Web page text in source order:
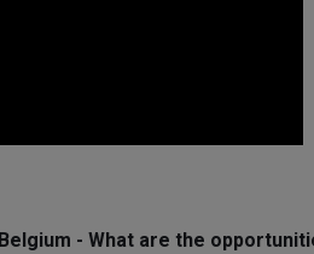
- What are the